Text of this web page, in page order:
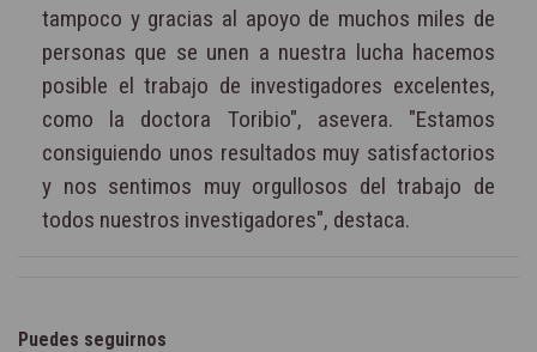
tampoco y gracias al apoyo de muchos miles de
personas que se unen a nuestra lucha hacemos
posible el trabajo de investigadores excelentes,
como la doctora Toribio", asevera. "Estamos
consiguiendo unos resultados muy satisfactorios
y nos sentimos muy orgullosos del trabajo de
todos nuestros investigadores", destaca.
Puedes seguirnos